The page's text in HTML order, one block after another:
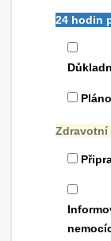
24 hodin
Zdravotní